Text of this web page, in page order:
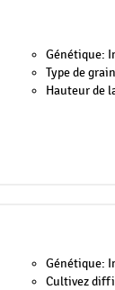
Génétique:
Type de
Hauteur de
Génétique:
Cultivez